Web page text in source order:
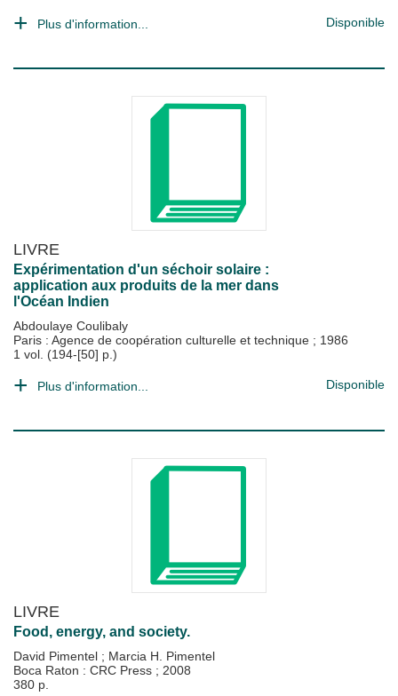
Plus d'information... Disponible
LIVRE
Expérimentation d'un séchoir solaire :
application aux produits de la mer dans
l'Océan Indien
Abdoulaye Coulibaly
Paris : Agence de coopération culturelle et technique ; 1986
1 vol. (194-[50] p.)
Plus d'information... Disponible
LIVRE
Food, energy, and society.
David Pimentel ; Marcia H. Pimentel
Boca Raton : CRC Press ; 2008
380 p.